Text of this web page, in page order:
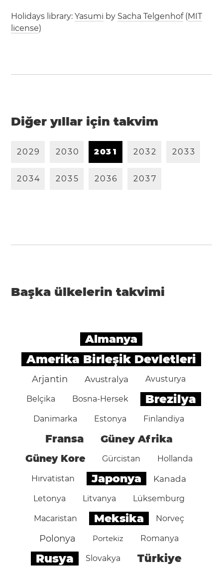
Holidays library:Yasumi by Sacha Telgenhof(MIT
license)
Diğer yıllar için takvim
2029 2030 203 1 2032 2033
2034 2035 2036 2037
Başka ülkelerin takvimi
Almanya
Amerika Birleşik Devletleri
Arjantin Avustralya Avusturya
Belçika Bosna-Hersek Brezilya
Danimarka Estonya Finlandiya
Fransa Güney Afrika
Güney Kore Gürcistan Hollanda
Hırvatistan Japonya Kanada
Letonya Litvanya Lüksemburg
Macaristan Meksika Norveç
Polonya Portekiz Romanya
Rusya Slovakya Türkiye